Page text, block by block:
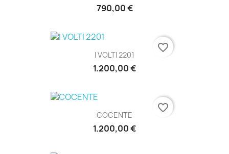
790,00 €
I VOLTI 2201
1.200,00 €
favorite_border
COCENTE
1.200,00 €
favorite_border